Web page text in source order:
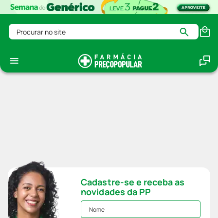
Procurar no site
Cadastre-se e receba as
novidades da PP